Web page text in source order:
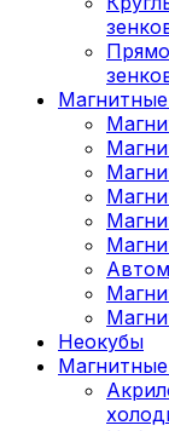
Неокубы